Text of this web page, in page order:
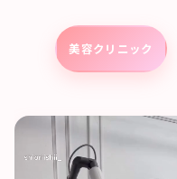
美容クリニック